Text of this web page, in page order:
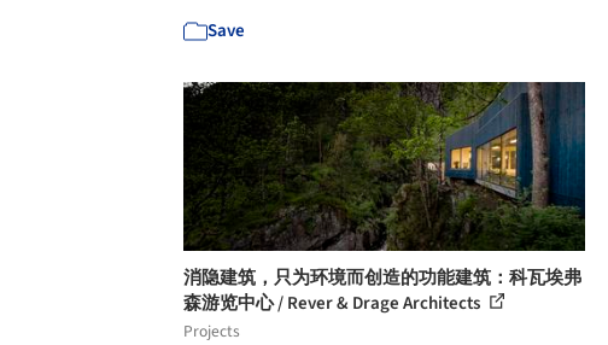
Save
消隐建筑，只为环境而创造的功能建筑：科瓦埃弗
森游览中心 / Rever & Drage Architects
Projects